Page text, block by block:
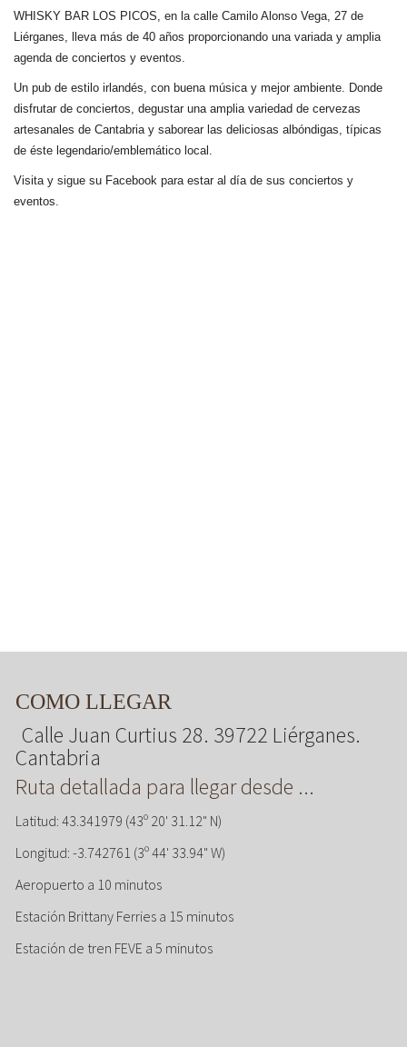
WHISKY BAR LOS PICOS, en la calle Camilo Alonso Vega, 27 de
Liérganes, lleva más de 40 años proporcionando una variada y amplia
agenda de conciertos y eventos.
Un pub de estilo irlandés, con buena música y mejor ambiente. Donde
disfrutar de conciertos, degustar una amplia variedad de cervezas
artesanales de Cantabria y saborear las deliciosas albóndigas, típicas
de éste legendario/emblemático local.
Visita y sigue su Facebook para estar al día de sus conciertos y
eventos.
COMO LLEGAR
Calle Juan Curtius 28. 39722 Liérganes.
Cantabria
Ruta detallada para llegar desde ...
Latitud: 43.341979 (43º 20' 31.12" N)
Longitud: -3.742761 (3º 44' 33.94" W)
Aeropuerto a 10 minutos
Estación Brittany Ferries a 15 minutos
Estación de tren FEVE a 5 minutos